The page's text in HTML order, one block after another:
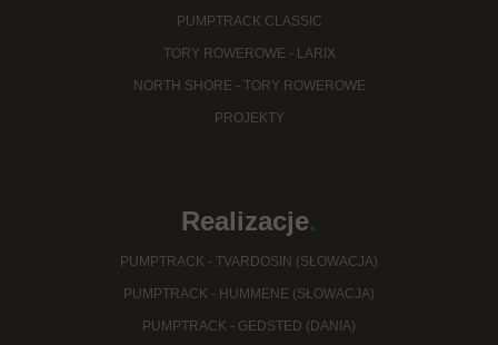
PUMPTRACK CLASSIC
TORY ROWEROWE - LARIX
NORTH SHORE - TORY ROWEROWE
PROJEKTY
Realizacje.
PUMPTRACK - TVARDOSIN (SŁOWACJA)
PUMPTRACK - HUMMENE (SŁOWACJA)
PUMPTRACK - GEDSTED (DANIA)